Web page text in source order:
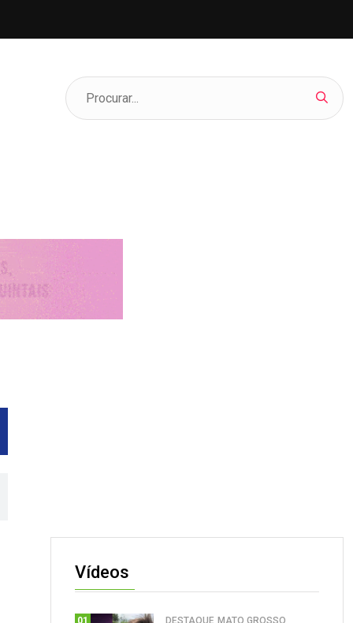
Vídeos
01 DESTAQUE MATO GROSSO